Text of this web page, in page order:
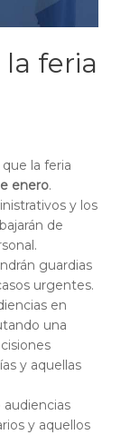
feria
la feria
enero.
y los
de
guardias
urgentes.
en
una
y aquellas
y aquellos